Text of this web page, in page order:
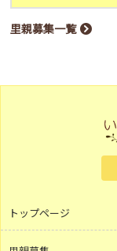
里親募集一覧
トップページ